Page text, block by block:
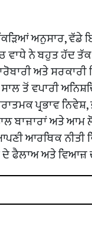
ਅਨੁਸਾਰ, ਵੱਡੇ
ਵਾਧੇ ਨੇ ਬਹੁਤ ਹੱਦ
ਅਤੇ ਸਰਕਾਰੀ
ਤੋਂ ਵਪਾਰੀ
ਪ੍ਰਭਾਵ
ਬਾਜ਼ਾਰਾਂ ਅਤੇ ਆਮ
ਆਰਥਿਕ ਨੀਤੀ
ਫੈਲਾਅ ਅਤੇ ਵਿਆਜ਼